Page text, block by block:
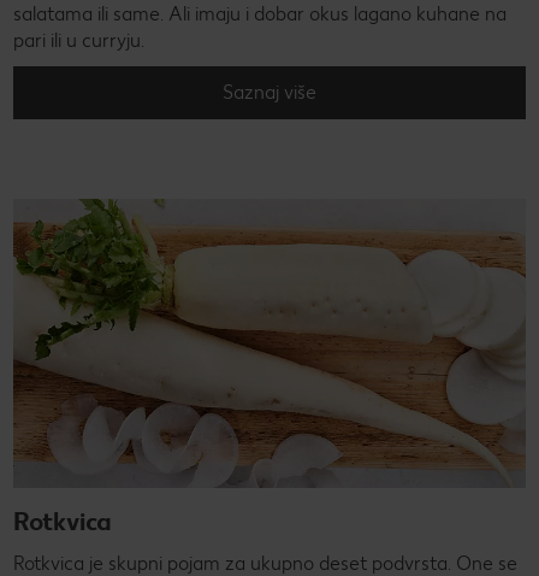
salatama ili same. Ali imaju i dobar okus lagano kuhane na
pari ili u curryju.
Saznaj više
Rotkvica
Rotkvica je skupni pojam za ukupno deset podvrsta. One se